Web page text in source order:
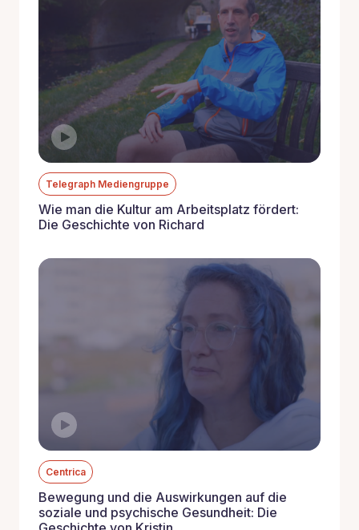
Telegraph Mediengruppe
Wie man die Kultur am Arbeitsplatz fördert:
Die Geschichte von Richard
Centrica
Bewegung und die Auswirkungen auf die
soziale und psychische Gesundheit: Die